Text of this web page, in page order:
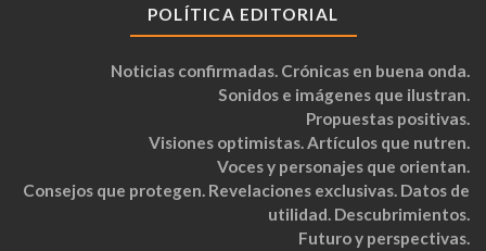
POLÍTICA EDITORIAL
Noticias confirmadas. Crónicas en buena onda.
Sonidos e imágenes que ilustran.
Propuestas positivas.
Visiones optimistas. Artículos que nutren.
Voces y personajes que orientan.
Consejos que protegen. Revelaciones exclusivas. Datos de
utilidad. Descubrimientos.
Futuro y perspectivas.